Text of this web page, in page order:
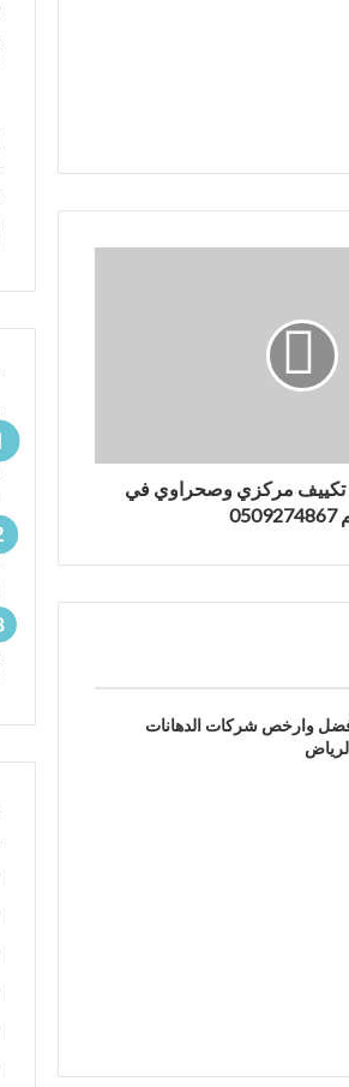
تكييف مركزي وصحراوي في
وارخص شركات الدهانات